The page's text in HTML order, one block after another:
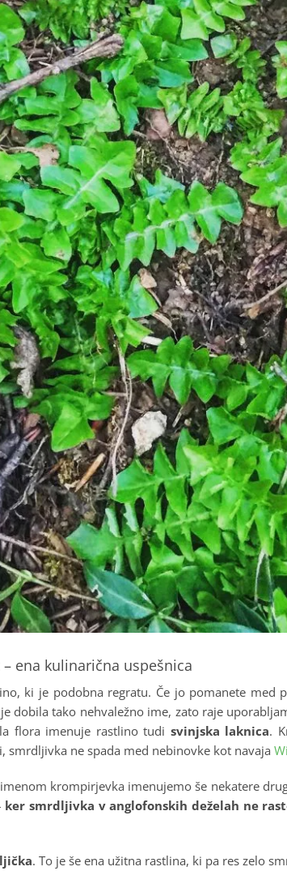
ena kulinarična uspešnica
ki je podobna regratu. Če jo pomanete med
dobila tako nehvaležno ime, zato raje
flora imenuje rastlino tudi svinjska laknica.
smrdljivka ne spada med nebinovke kot navaja
krompirjevka imenujemo še nekatere
ker smrdljivka v anglofonskih deželah ne
. To je še ena užitna rastlina, ki pa res zelo